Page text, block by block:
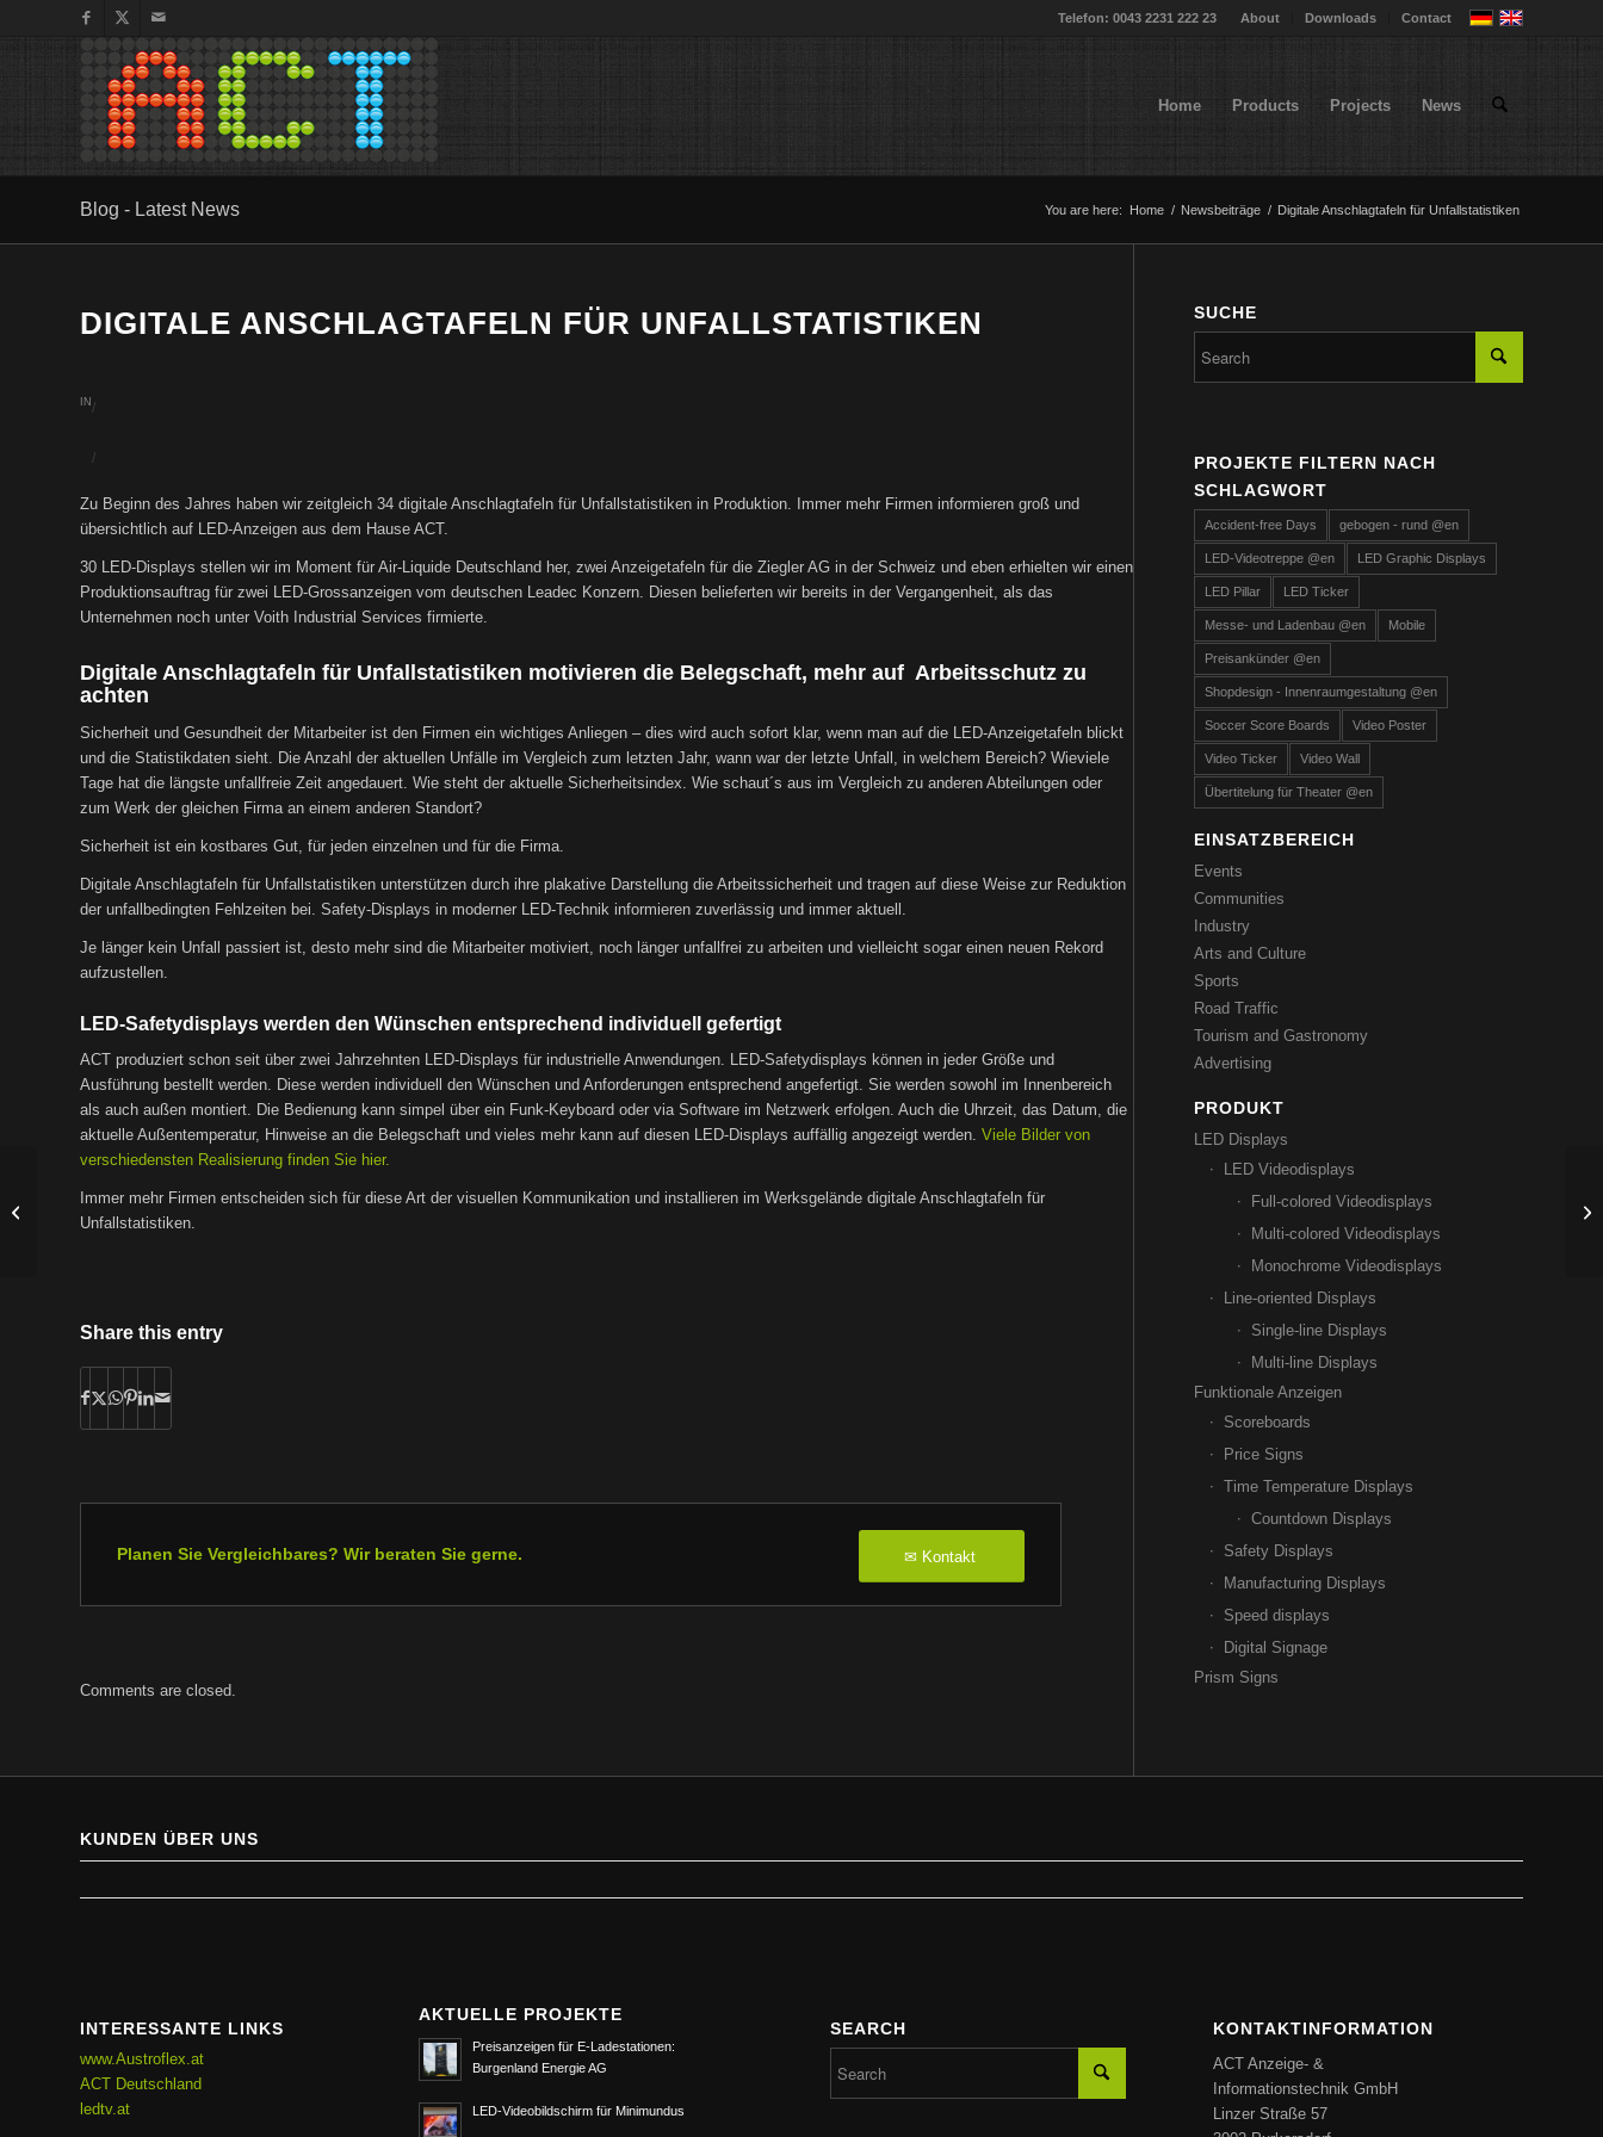
About Downloads Contact
Telefon: 0043 2231 222 23
Home Products Projects News
Blog - Latest News You are here: Home / Newsbeiträge / Digitale Anschlagtafeln für Unfallstatistiken
DIGITALE ANSCHLAGTAFELN FÜR UNFALLSTATISTIKEN
/
IN
/
Zu Beginn des Jahres haben wir zeitgleich 34 digitale Anschlagtafeln für Unfallstatistiken in Produktion. Immer mehr Firmen informieren groß und
übersichtlich auf LED-Anzeigen aus dem Hause ACT.
30 LED-Displays stellen wir im Moment für Air-Liquide Deutschland her, zwei Anzeigetafeln für die Ziegler AG in der Schweiz und eben erhielten wir einen
Produktionsauftrag für zwei LED-Grossanzeigen vom deutschen Leadec Konzern. Diesen belieferten wir bereits in der Vergangenheit, als das
Unternehmen noch unter Voith Industrial Services firmierte.
Digitale Anschlagtafeln für Unfallstatistiken motivieren die Belegschaft, mehr auf Arbeitsschutz zu
achten
Sicherheit und Gesundheit der Mitarbeiter ist den Firmen ein wichtiges Anliegen – dies wird auch sofort klar, wenn man auf die LED-Anzeigetafeln blickt
und die Statistikdaten sieht. Die Anzahl der aktuellen Unfälle im Vergleich zum letzten Jahr, wann war der letzte Unfall, in welchem Bereich? Wieviele
Tage hat die längste unfallfreie Zeit angedauert. Wie steht der aktuelle Sicherheitsindex. Wie schaut´s aus im Vergleich zu anderen Abteilungen oder
zum Werk der gleichen Firma an einem anderen Standort?
Sicherheit ist ein kostbares Gut, für jeden einzelnen und für die Firma.
Digitale Anschlagtafeln für Unfallstatistiken unterstützen durch ihre plakative Darstellung die Arbeitssicherheit und tragen auf diese Weise zur Reduktion
der unfallbedingten Fehlzeiten bei. Safety-Displays in moderner LED-Technik informieren zuverlässig und immer aktuell.
Je länger kein Unfall passiert ist, desto mehr sind die Mitarbeiter motiviert, noch länger unfallfrei zu arbeiten und vielleicht sogar einen neuen Rekord
aufzustellen.
LED-Safetydisplays werden den Wünschen entsprechend individuell gefertigt
ACT produziert schon seit über zwei Jahrzehnten LED-Displays für industrielle Anwendungen. LED-Safetydisplays können in jeder Größe und
Ausführung bestellt werden. Diese werden individuell den Wünschen und Anforderungen entsprechend angefertigt. Sie werden sowohl im Innenbereich
als auch außen montiert. Die Bedienung kann simpel über ein Funk-Keyboard oder via Software im Netzwerk erfolgen. Auch die Uhrzeit, das Datum, die
aktuelle Außentemperatur, Hinweise an die Belegschaft und vieles mehr kann auf diesen LED-Displays auffällig angezeigt werden. Viele Bilder von
verschiedensten Realisierung finden Sie hier.
Immer mehr Firmen entscheiden sich für diese Art der visuellen Kommunikation und installieren im Werksgelände digitale Anschlagtafeln für
Unfallstatistiken.
Share this entry
Planen Sie Vergleichbares? Wir beraten Sie gerne. ✉ Kontakt
Comments are closed.
SUCHE
PROJEKTE FILTERN NACH
SCHLAGWORT
Accident-free Days gebogen - rund @en
LED-Videotreppe @en LED Graphic Displays
LED Pillar LED Ticker
Messe- und Ladenbau @en Mobile
Preisankünder @en
Shopdesign - Innenraumgestaltung @en
Soccer Score Boards Video Poster
Video Ticker Video Wall
Übertitelung für Theater @en
EINSATZBEREICH
Events
Communities
Industry
Arts and Culture
Sports
Road Traffic
Tourism and Gastronomy
Advertising
PRODUKT
LED Displays
LED Videodisplays
Full-colored Videodisplays
Multi-colored Videodisplays
Monochrome Videodisplays
Line-oriented Displays
Single-line Displays
Multi-line Displays
Funktionale Anzeigen
Scoreboards
Price Signs
Time Temperature Displays
Countdown Displays
Safety Displays
Manufacturing Displays
Speed displays
Digital Signage
Prism Signs
KUNDEN ÜBER UNS
INTERESSANTE LINKS
www.Austroflex.at
ACT Deutschland
ledtv.at
AKTUELLE PROJEKTE
Preisanzeigen für E-Ladestationen:
Burgenland Energie AG
LED-Videobildschirm für Minimundus
SEARCH KONTAKTINFORMATION
ACT Anzeige- &
Informationstechnik GmbH
Linzer Straße 57